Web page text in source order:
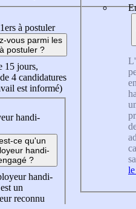
à postuler
vous parmi les
postuler ?
15 jours,
4 candidatures
est informé)
handi-
ce qu'un
handi-
?
handi-
un
reconnu